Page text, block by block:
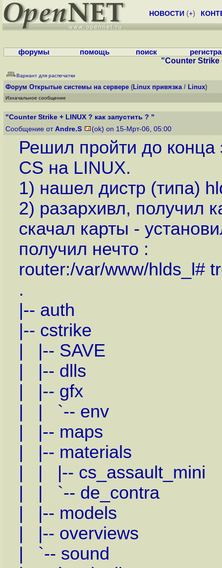
НОВОСТИ (+)
форумы помощь поиск
"Counter Strike
Вариант для распечатки
Форум Открытые системы на сервере (Linux привязка/ Linux)
Изначальное сообщение
"Counter Strike + LINUX ? как запустить ? "
Сообщение от Andre.S (ok) on 15-Мрт-06, 05:00
Решил пройти до конца
CS на LINUX.
1) нашел дистр (типа)
2) разархивл, получил
скачал карты -
получил нечто :
router:/var/www/hlds_l#
.
|-- auth
|-- cstrike
| |-- SAVE
| |-- dlls
| |-- gfx
| | `-- env
| |-- maps
| |-- materials
| | |-- cs_assault_mini
| | `-- de_contra
| |-- models
| |-- overviews
| `-- sound